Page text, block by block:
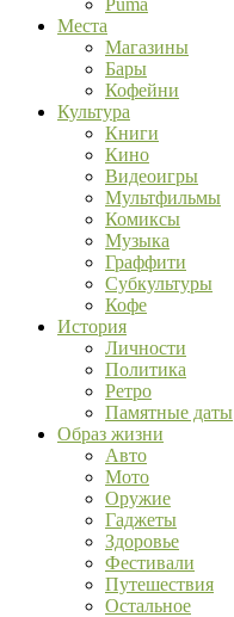
Puma
Места
Магазины
Бары
Кофейни
Культура
Книги
Кино
Видеоигры
Мультфильмы
Комиксы
Музыка
Граффити
Субкультуры
Кофе
История
Личности
Политика
Ретро
Памятные даты
Образ жизни
Авто
Мото
Оружие
Гаджеты
Здоровье
Фестивали
Путешествия
Остальное